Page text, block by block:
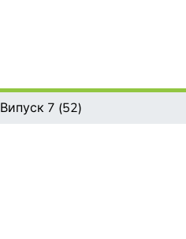
Випуск 7 (52)